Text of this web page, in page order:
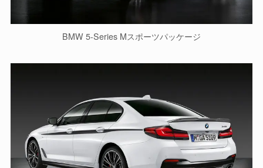
BMW 5-Series Mスポーツパッケージ